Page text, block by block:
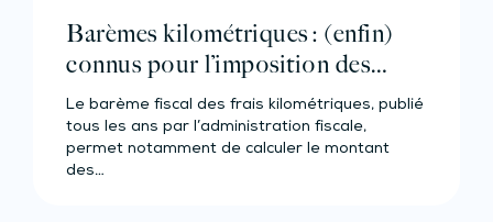
Barèmes kilométriques : (enfin)
connus pour l’imposition des
revenus 2024
Le barème fiscal des frais kilométriques, publié
tous les ans par l’administration fiscale,
permet notamment de calculer le montant
des…